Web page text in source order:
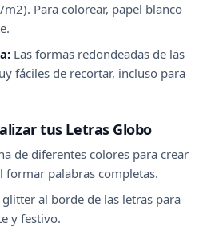
Para colorear, papel blanco
Las formas redondeadas de las
fáciles de recortar, incluso para
tus Letras Globo
de diferentes colores para crear
formar palabras completas.
al borde de las letras para
y festivo.